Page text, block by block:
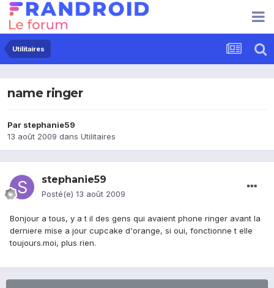
Utilitaires
name ringer
Par stephanie59
13 août 2009 dans Utilitaires
stephanie59
Posté(e) 13 août 2009
Bonjour a tous, y a t il des gens qui avaient phone ringer avant la
derniere mise a jour cupcake d'orange, si oui, fonctionne t elle
toujours.moi, plus rien.